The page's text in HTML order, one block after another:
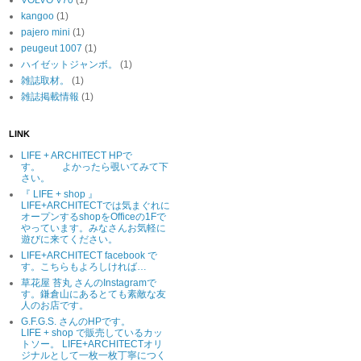
kangoo (1)
pajero mini (1)
peugeut 1007 (1)
ハイゼットジャンボ。
(1)
雑誌取材。
(1)
雑誌掲載情報 (1)
LINK
LIFE + ARCHITECT HPで
す。 よかったら覗いてみて下
さい。
『 LIFE + shop 』
LIFE+ARCHITECTでは気まぐれに
オープンするshopをOfficeの1Fで
やっています。みなさんお気軽に
遊びに来てください。
LIFE+ARCHITECT facebook で
す。こちらもよろしければ…
草花屋 苔丸 さんのInstagramで
す。鎌倉山にあるとても素敵な友
人のお店です。
G.F.G.S. さんのHPです。
LIFE + shop で販売しているカッ
トソー。 LIFE+ARCHITECTオリ
ジナルとして一枚一枚丁寧につく